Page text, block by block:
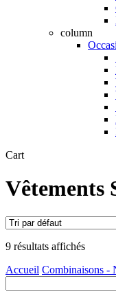
column
CartClose
Vêtements
9 résultats affichés
Accueil Combinaisons -